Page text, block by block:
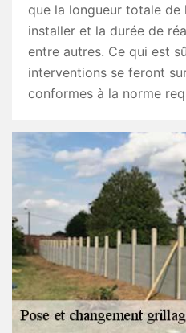
que la longueur totale
installer et la durée de
entre autres. Ce qui est
interventions se feront
conformes à la norme